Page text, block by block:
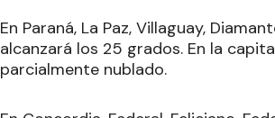
En Paraná, La Paz, Villaguay,
alcanzará los 25 grados. En la
parcialmente nublado.